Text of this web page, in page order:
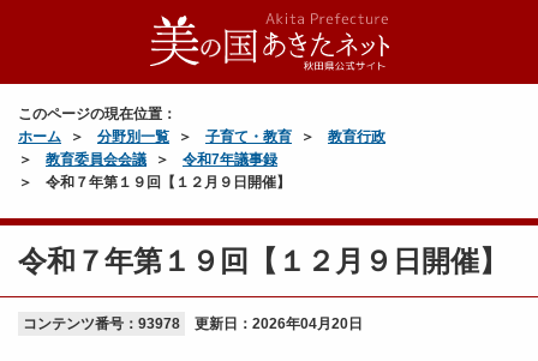
このページの現在位置：
ホーム
分野別一覧 子育て・教育
教育行政
教育委員会会議
令和7年議事録
令和７年第１９回【１２月９日開催】
令和７年第１９回【１２月９日開催】
コンテンツ番号：93978 更新日： 2026年04月20日